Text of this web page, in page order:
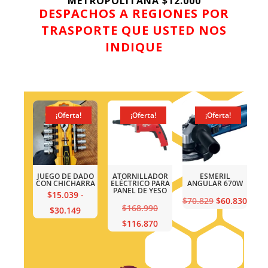
DESPACHOS A REGIONES POR
TRASPORTE QUE USTED NOS
INDIQUE
¡Oferta!
ESMERIL
ANGULAR 670W
precio
60.830El
precio
TALADRO
INALÁMBRICO DE
IMPACTO + 2 Bat +
$135.600 El
precio
99.960El
actual
¡Oferta!
JUEGO DE DADO
CON CHICHARRA
$ 15.039
Rango
de
$